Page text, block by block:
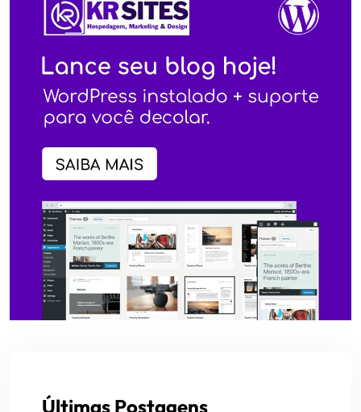
Últimas Postagens